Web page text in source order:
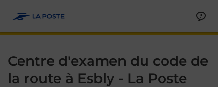
Centre d'examen du code de
la route à Esbly - La Poste